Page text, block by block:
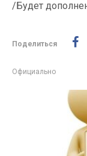
/Будет
Поделиться
Официально